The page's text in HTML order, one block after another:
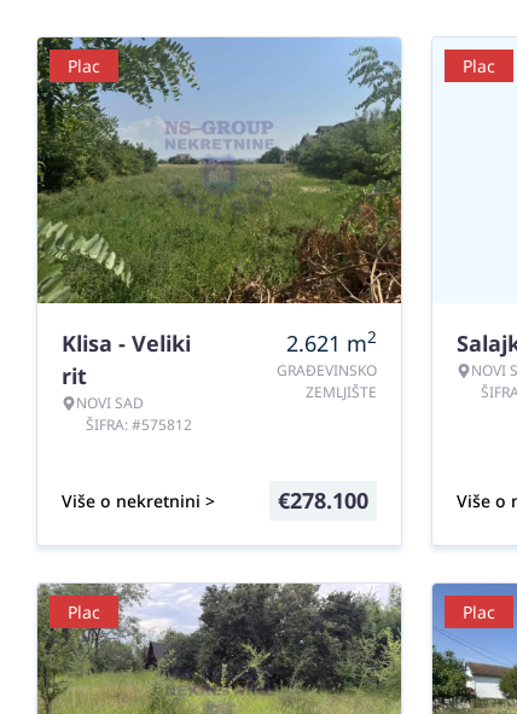
Plac
Klisa - Veliki
rit
NOVI SAD
ŠIFRA: #575812
2.621 m2
GRAĐEVINSKO
ZEMLJIŠTE
Više o nekretnini > €278.100
Plac
NOVI
Više o
Plac Plac